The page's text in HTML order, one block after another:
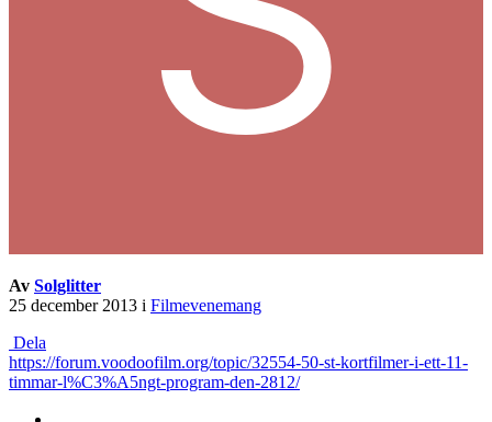
Av Solglitter
25 december 2013 i Filmevenemang
Dela
https://forum.voodoofilm.org/topic/32554-50-st-kortfilmer-i-ett-11-
timmar-l%C3%A5ngt-program-den-2812/